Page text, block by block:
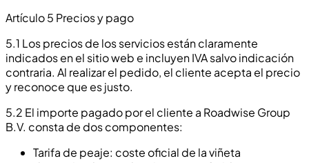
Artículo 5 Precios y pago
5.1 Los precios de los servicios están claramente
indicados en el sitio web e incluyen IVA salvo indicación
contraria. Al realizar el pedido, el cliente acepta el precio
y reconoce que es justo.
5.2 El importe pagado por el cliente a Roadwise Group
B.V. consta de dos componentes:
Tarifa de peaje: coste oficial de la viñeta